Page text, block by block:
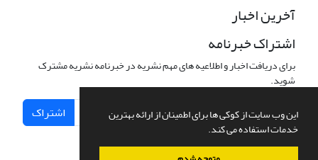
این وب سایت از کوکی ها برای اطمینان از ارائه بهترین
خدمات استفاده می کند.
آخرین اخبار
اشتراک خبرنامه
برای دریافت اخبار و اطلاعیه های مهم نشریه در خبرنامه نشریه مشترک
شوید.
اشتراک